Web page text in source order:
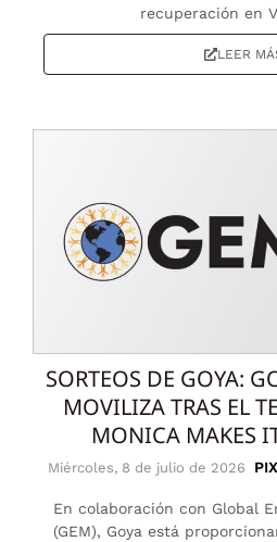
recuperación en
LEER
SORTEOS DE GOYA:
MOVILIZA TRAS EL
MONICA MAKES
Miércoles, 8 de julio de 2026
En colaboración con Global
(GEM), Goya está